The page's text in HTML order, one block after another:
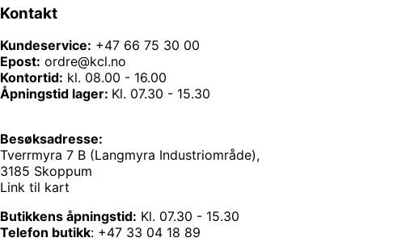
Kontakt
Kundeservice: +47 66 75 30 00
Epost: ordre@kcl.no
Kontortid: kl. 08.00 - 16.00
Åpningstid lager: Kl. 07.30 - 15.30
Besøksadresse:
Tverrmyra 7 B (Langmyra Industriområde),
3185 Skoppum
Link til kart
Butikkens åpningstid: Kl. 07.30 - 15.30
Telefon butikk: +47 33 04 18 89